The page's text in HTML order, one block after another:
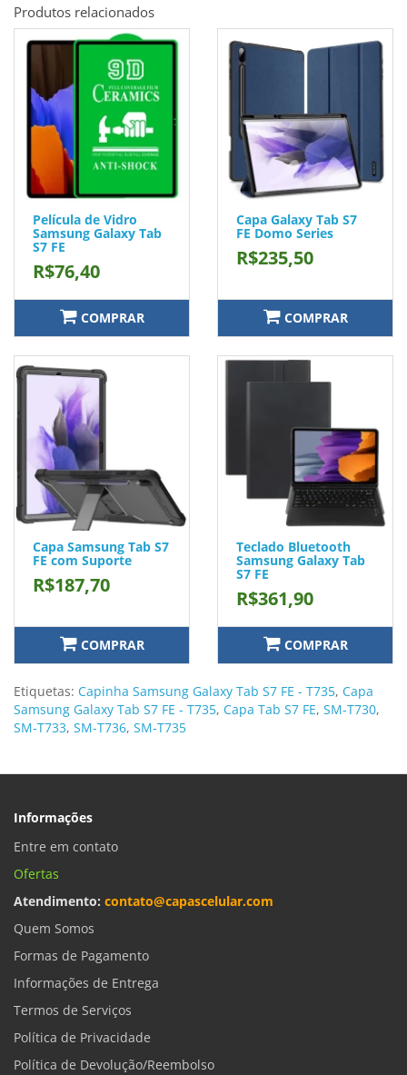
Produtos relacionados
Película de Vidro
Samsung Galaxy Tab
S7 FE
R$76,40
COMPRAR
Capa Galaxy Tab S7
FE Domo Series
R$235,50
COMPRAR
Capa Samsung Tab S7
FE com Suporte
R$187,70
COMPRAR
Teclado Bluetooth
Samsung Galaxy Tab
S7 FE
R$361,90
COMPRAR
Etiquetas: Capinha Samsung Galaxy Tab S7 FE - T735, Capa
Samsung Galaxy Tab S7 FE - T735, Capa Tab S7 FE, SM-T730,
SM-T733, SM-T736, SM-T735
Informações
Entre em contato
Ofertas
Atendimento: contato@capascelular.com
Quem Somos
Formas de Pagamento
Informações de Entrega
Termos de Serviços
Política de Privacidade
Política de Devolução/Reembolso